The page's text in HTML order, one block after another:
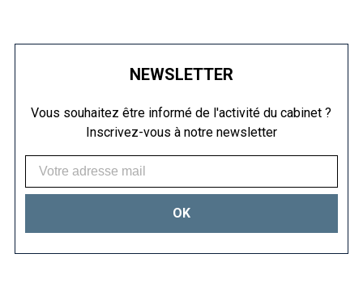
NEWSLETTER
Vous souhaitez être informé de l'activité du cabinet ?
Inscrivez-vous à notre newsletter